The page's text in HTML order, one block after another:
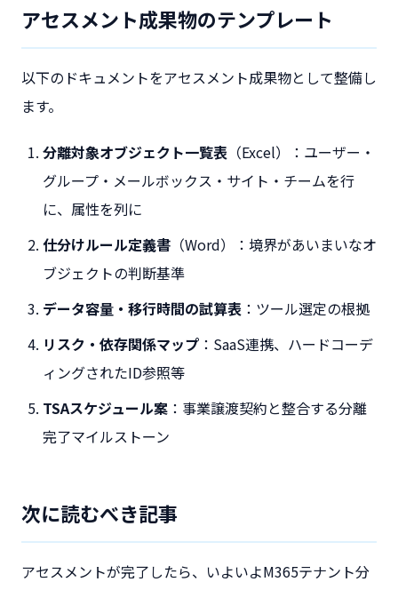
アセスメント成果物のテンプレート
以下のドキュメントをアセスメント成果物として整備し
ます。
分離対象オブジェクト一覧表 （Excel）：ユーザー・
グループ・メールボックス・サイト・チームを行
に、属性を列に
仕分けルール定義書 （Word）：境界があいまいなオ
ブジェクトの判断基準
データ容量・移行時間の試算表 ：ツール選定の根拠
リスク・依存関係マップ ：SaaS連携、ハードコーデ
ィングされたID参照等
TSAスケジュール案 ：事業譲渡契約と整合する分離
完了マイルストーン
次に読むべき記事
アセスメントが完了したら、いよいよM365テナント分